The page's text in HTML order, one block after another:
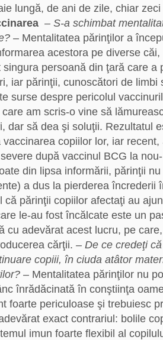
lungă, de ani de zile, chiar
– S-a schimbat
– Mentalitatea părinţilor a
acestora pe diverse
persoană din ţară care a
iar părinţii, cunoscători de limbi
surse despre pericolul
am scris-o vine să
dar să dea şi soluţii. Rezultatul
copiilor lor, iar
după vaccinul BCG la
din lipsa informării, părinţii
a dus la pierderea încrederii
că părinţii copiilor afectaţi au
le-au fost încălcate este un
cu adevărat acest lucru, pe
cărţii. – De ce credeţi
copiii, în ciuda atâtor
– Mentalitatea părinţilor nu
înrădăcinată în conştiinţa
foarte periculoase şi trebuiesc
exact contrariul: bolile
imun foarte flexibil al